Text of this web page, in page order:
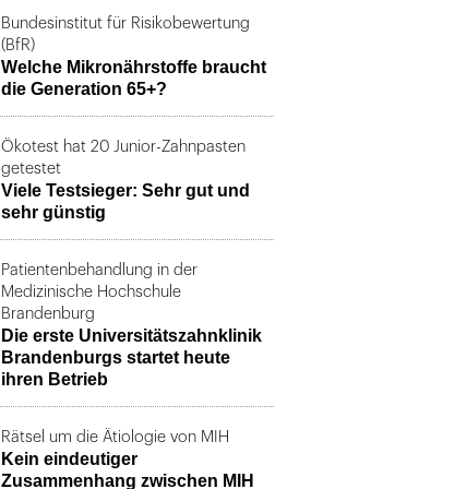
Bundesinstitut für Risikobewertung
(BfR)
Welche Mikronährstoffe braucht
die Generation 65+?
Ökotest hat 20 Junior-Zahnpasten
getestet
Viele Testsieger: Sehr gut und
sehr günstig
Patientenbehandlung in der
Medizinische Hochschule
Brandenburg
Die erste Universitätszahnklinik
Brandenburgs startet heute
ihren Betrieb
Rätsel um die Ätiologie von MIH
Kein eindeutiger
Zusammenhang zwischen MIH